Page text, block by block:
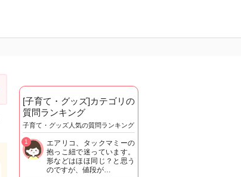
[子育て・グッズ]カテゴリの
質問ランキング
子育て・グッズ人気の質問ランキング
エアリコ、タックマミーの
抱っこ紐で迷っています。
形などはほほ同じ？と思う
のですが、値段が…
1